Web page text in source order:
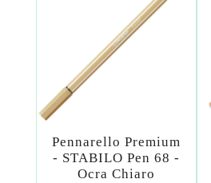
Pennarello Premium
- STABILO Pen 68 -
Ocra Chiaro